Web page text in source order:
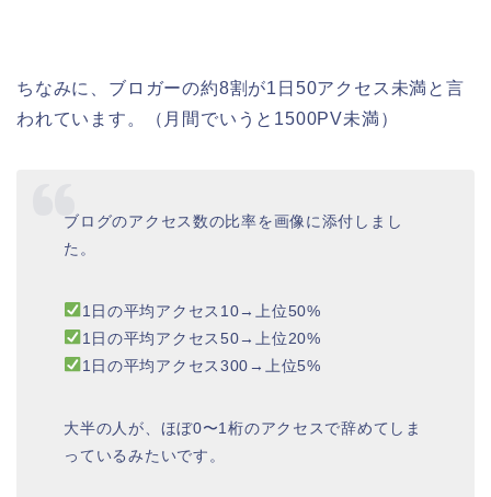
ちなみに、ブロガーの約8割が1日50アクセス未満と言
われています。（月間でいうと1500PV未満）
ブログのアクセス数の比率を画像に添付しまし
た。
1日の平均アクセス10→上位50%
1日の平均アクセス50→上位20%
1日の平均アクセス300→上位5%
大半の人が、ほぼ0〜1桁のアクセスで辞めてしま
っているみたいです。